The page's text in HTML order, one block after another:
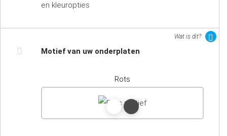
en kleuropties
Wat is dit?
Motief van uw onderplaten
Rots